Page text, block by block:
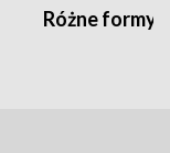
Różne formy